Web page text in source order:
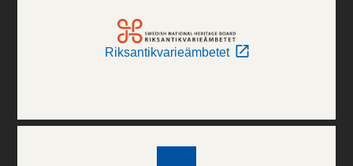
Riksantikvarieämbetet